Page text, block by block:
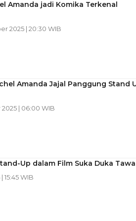
Amanda jadi Komika Terkenal
2025 | 20:30 WIB
Amanda Jajal Panggung Stand
| 06:00 WIB
Up dalam Film Suka Duka Tawa
15:45 WIB